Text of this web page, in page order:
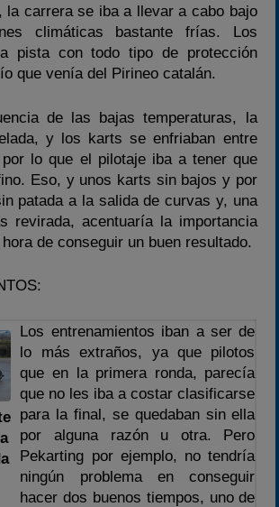
la carrera se iba a llevar a cabo bajo
climáticas bastante frías. Los
pista con todo tipo de protección
que venía del Pirineo catalán.
de las bajas temperaturas, la
y los karts se enfriaban entre
lo que el pilotaje iba a tener que
Eso, y unos karts sin bajos y por
patada a la salida de curvas y, una
revirada, acentuaría la importancia
de conseguir un buen resultado.
Los entrenamientos iban a ser de
lo más extraños, ya que pilotos
que en la primera ronda, parecía
que no les iba a costar clasificarse
para la final, se quedaban sin ella
por alguna razón u otra. Pero
Pekarting por ejemplo, no tendría
ningún problema en conseguir
hacer dos buenos tiempos, uno de